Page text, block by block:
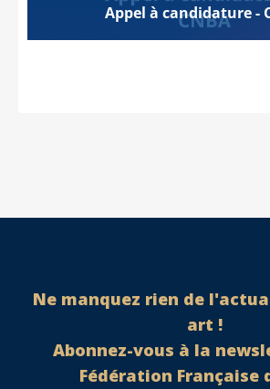
Appel à candidature -
Ne manquez rien de
art !
Abonnez-vous à la
Fédération Française